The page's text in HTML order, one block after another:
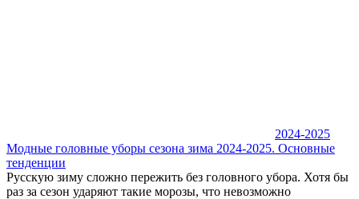
2024-2025
Модные головные уборы сезона зима 2024-2025. Основные
тенденции
Русскую зиму сложно пережить без головного убора. Хотя бы
раз за сезон ударяют такие морозы, что невозможно